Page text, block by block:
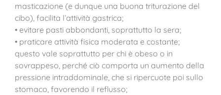
masticazione (e dunque una buona triturazione del
cibo), facilita l’attività gastrica;
• evitare pasti abbondanti, soprattutto la sera;
• praticare attività fisica moderata e costante;
questo vale soprattutto per chi è obeso o in
sovrappeso, perché ciò comporta un aumento della
pressione intraddominale, che si ripercuote poi sullo
stomaco, favorendo il reflusso;